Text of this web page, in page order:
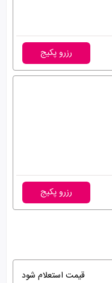
رزرو پکیج
رزرو پکیج
قیمت استعلام شود